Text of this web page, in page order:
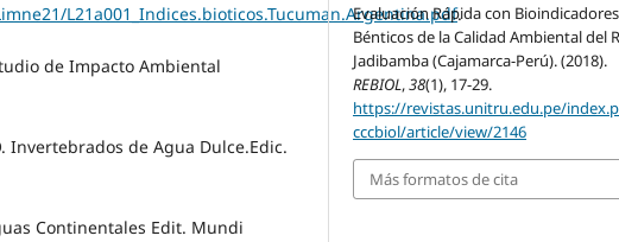
L21a001_Indices.bioticos.Tucuman.Argentina.pdf.
de Impacto Ambiental
Invertebrados de Agua Dulce.Edic.
Continentales Edit. Mundi
Evaluación Rápida con Bioindicadores
Bénticos de la Calidad Ambiental del
Jadibamba (Cajamarca-Perú). (2018).
REBIOL,38(1), 17-29.
https://revistas.unitru.edu.pe/
cccbiol/article/view/2146
Más formatos de cita